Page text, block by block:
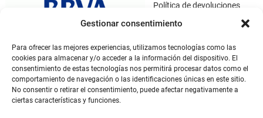
Gestionar consentimiento
Para ofrecer las mejores experiencias, utilizamos tecnologías como las
cookies para almacenar y/o acceder a la información del dispositivo. El
consentimiento de estas tecnologías nos permitirá procesar datos como el
comportamiento de navegación o las identificaciones únicas en este sitio.
No consentir o retirar el consentimiento, puede afectar negativamente a
ciertas características y funciones.
Política de devoluciones
Política de cookies
Términos y condiciones
Aviso legal
Este sitio web utiliza SSL / TLS como medio de seguridad para el
cifrado de datos.